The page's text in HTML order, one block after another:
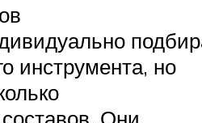
инструмента, но